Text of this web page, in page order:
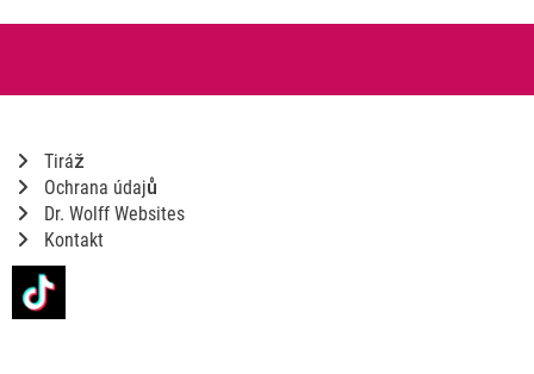
Tiráž
Ochrana údajů
Dr. Wolff Websites
Kontakt